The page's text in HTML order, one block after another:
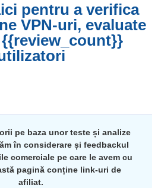
pentru a verifica
VPN-uri, evaluate
pe baza unor teste și analize
în considerare și feedbackul
comerciale pe care le avem cu
pagină conține link-uri de
afiliat.